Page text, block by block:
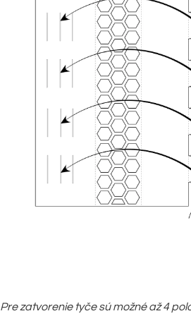
Pre zatvorenie tyče sú možné až 4